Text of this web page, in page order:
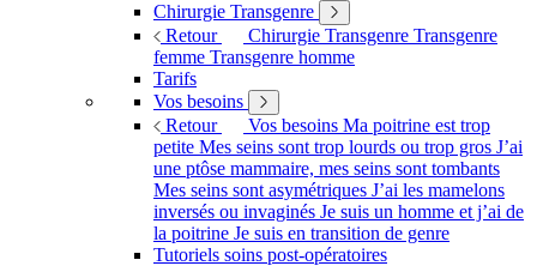
Chirurgie Transgenre
Retour
Chirurgie Transgenre Transgenre
femme Transgenre homme
Tarifs
Vos besoins
Retour
Vos besoins Ma poitrine est trop
petite Mes seins sont trop lourds ou trop gros J’ai
une ptôse mammaire, mes seins sont tombants
Mes seins sont asymétriques J’ai les mamelons
inversés ou invaginés Je suis un homme et j’ai de
la poitrine Je suis en transition de genre
Tutoriels soins post-opératoires